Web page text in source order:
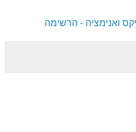
ואנימציה - הרשימה